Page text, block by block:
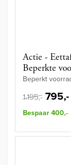
Actie -
Beperkte
Beperkt
1.195,- 795,-
Bespaar 400,-